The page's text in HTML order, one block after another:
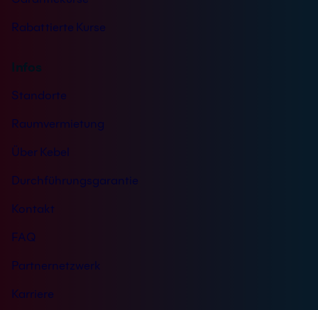
Rabattierte Kurse
Infos
Standorte
Raumvermietung
Über Kebel
Durchführungsgarantie
Kontakt
FAQ
Partnernetzwerk
Karriere